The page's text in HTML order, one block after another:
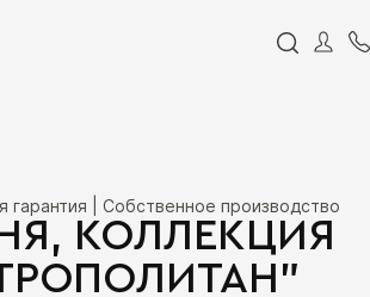
гарантия | Собственное производство
КОЛЛЕКЦИЯ